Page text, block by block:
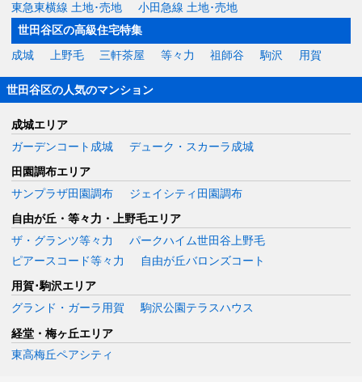
東急東横線 土地･売地
小田急線 土地･売地
世田谷区の高級住宅特集
成城 上野毛 三軒茶屋 等々力 祖師谷 駒沢 用賀
世田谷区の人気のマンション
成城エリア
ガーデンコート成城
デューク・スカーラ成城
田園調布エリア
サンプラザ田園調布
ジェイシティ田園調布
自由が丘・等々力・上野毛エリア
ザ・グランツ等々力
パークハイム世田谷上野毛
ピアースコード等々力
自由が丘バロンズコート
用賀･駒沢エリア
グランド・ガーラ用賀
駒沢公園テラスハウス
経堂・梅ヶ丘エリア
東高梅丘ペアシティ